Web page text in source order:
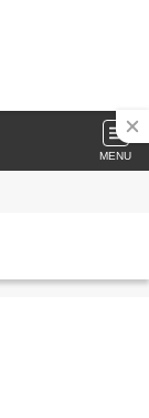
MENU